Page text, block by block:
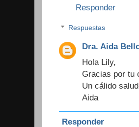
Responder
Respuestas
Dra. Aida
Hola Lily,
Gracias por tu
Un cálido
Aida
Responder